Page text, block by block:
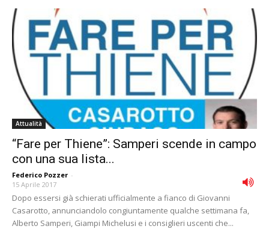
Attualità
“Fare per Thiene”: Samperi scende in campo
con una sua lista...
Federico Pozzer -
15 Aprile 2017
Dopo essersi già schierati ufficialmente a fianco di Giovanni
Casarotto, annunciandolo congiuntamente qualche settimana fa,
Alberto Samperi, Giampi Michelusi e i consiglieri uscenti che...